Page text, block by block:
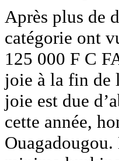
Après plus de
catégorie ont
125 000 F C
joie à la fin de
joie est due
cette année,